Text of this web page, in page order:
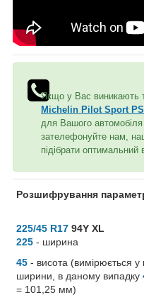
Якщо у Вас виникають
Michelin Pilot Sport
для Вашого автомобіля
зателефонуйте нам,
підібрати оптимальний
Розшифрування
225/45 R17 94Y XL
225 - ширина
45 - висота (вимірюється у
ширини, в даному випадку
= 101,25 мм)